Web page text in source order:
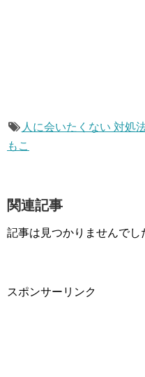
人に会いたくない 対処
もこ
関連記事
記事は見つかりませんでし
スポンサーリンク